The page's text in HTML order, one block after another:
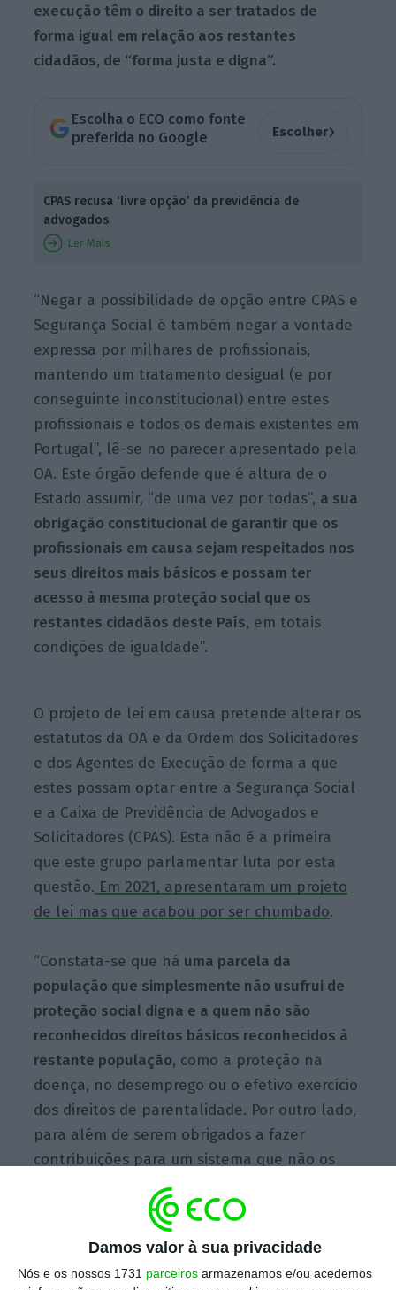
Damos valor à sua privacidade
Nós e os nossos 1731 parceiros armazenamos e/ou acedemos
execução têm o direito a ser tratados de
forma igual em relação aos restantes
cidadãos, de “forma justa e digna”.
Escolha o ECO como fonte
preferida no Google
Escolher›
CPAS recusa ‘livre opção’ da previdência de
advogados
Ler Mais
“Negar a possibilidade de opção entre CPAS e
Segurança Social é também negar a vontade
expressa por milhares de profissionais,
mantendo um tratamento desigual (e por
conseguinte inconstitucional) entre estes
profissionais e todos os demais existentes em
Portugal”, lê-se no parecer apresentado pela
OA. Este órgão defende que é altura de o
Estado assumir, “de uma vez por todas”, a sua
obrigação constitucional de garantir que os
profissionais em causa sejam respeitados nos
seus direitos mais básicos e possam ter
acesso à mesma proteção social que os
restantes cidadãos deste País, em totais
condições de igualdade”.
O projeto de lei em causa pretende alterar os
estatutos da OA e da Ordem dos Solicitadores
e dos Agentes de Execução de forma a que
estes possam optar entre a Segurança Social
e a Caixa de Previdência de Advogados e
Solicitadores (CPAS). Esta não é a primeira
que este grupo parlamentar luta por esta
questão. Em 2021, apresentaram um projeto
de lei mas que acabou por ser chumbado.
“Constata-se que há uma parcela da
população que simplesmente não usufrui de
proteção social digna e a quem não são
reconhecidos direitos básicos reconhecidos à
restante população, como a proteção na
doença, no desemprego ou o efetivo exercício
dos direitos de parentalidade. Por outro lado,
para além de serem obrigados a fazer
contribuições para um sistema que não os
estes profissionais são ainda
tributados de forma cega, desconsiderando o
rendimento real e, assim, violando de forma
flagrante o Princípio da Capacidade
Contributiva, da Proporcionalidade e da